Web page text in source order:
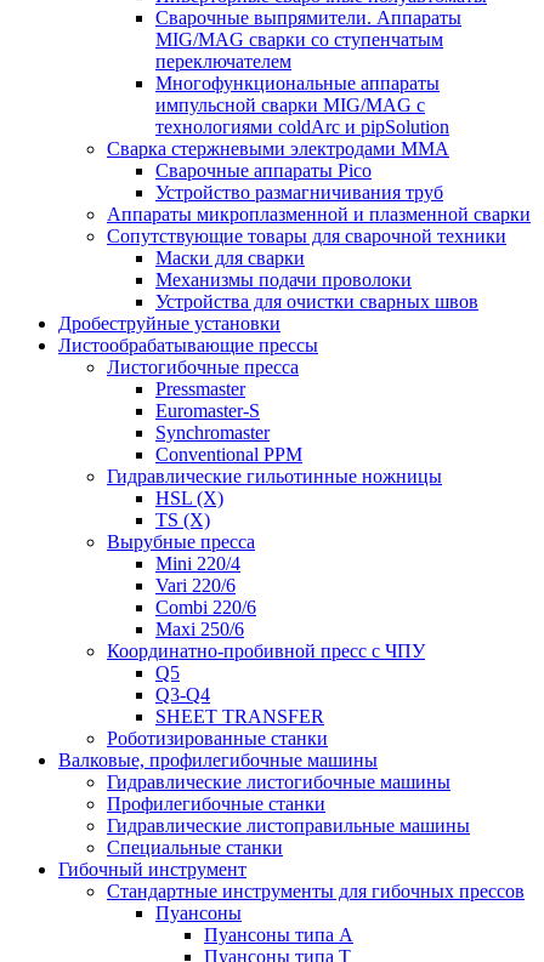
Сварочные выпрямители. Аппараты
MIG/MAG сварки со ступенчатым
переключателем
Многофункциональные аппараты
импульсной сварки MIG/MAG с
технологиями coldArc и pipSolution
Сварка стержневыми электродами MMA
Сварочные аппараты Pico
Устройство размагничивания труб
Аппараты микроплазменной и плазменной сварки
Сопутствующие товары для сварочной техники
Маски для сварки
Механизмы подачи проволоки
Устройства для очистки сварных швов
Дробеструйные установки
Листообрабатывающие прессы
Листогибочные пресса
Pressmaster
Euromaster-S
Synchromaster
Conventional PPM
Гидравлические гильотинные ножницы
HSL (X)
TS (X)
Вырубные пресса
Mini 220/4
Vari 220/6
Combi 220/6
Maxi 250/6
Координатно-пробивной пресс с ЧПУ
Q5
Q3-Q4
SHEET TRANSFER
Роботизированные станки
Валковые, профилегибочные машины
Гидравлические листогибочные машины
Профилегибочные станки
Гидравлические листоправильные машины
Специальные станки
Гибочный инструмент
Стандартные инструменты для гибочных прессов
Пуансоны
Пуансоны типа A
Пуансоны типа T